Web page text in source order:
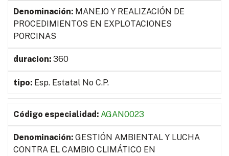
MANEJO Y REALIZACIÓN DE
PROCEDIMIENTOS EN EXPLOTACIONES
PORCINAS
360
Esp. Estatal No C.P.
AGAN0023
GESTIÓN AMBIENTAL Y LUCHA
CONTRA EL CAMBIO CLIMÁTICO EN